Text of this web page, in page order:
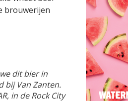
brouwerijen
dit bier in
bij Van Zanten.
in de Rock City